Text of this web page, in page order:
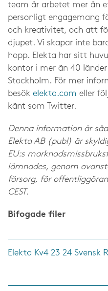
team är arbetet mer än
personligt engagemang
och kreativitet, och att
djupet. Vi skapar inte
hopp. Elekta har sitt
kontor i mer än 40
Stockholm. För mer
besök elekta.com eller
känt som Twitter.
Denna information är
Elekta AB (publ) är
EU:s
lämnades, genom
försorg, för
CEST.
Bifogade filer
Elekta Kv4 23 24 Svensk